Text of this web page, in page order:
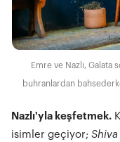
Emre ve Nazlı, Galata
buhranlardan
Nazlı'yla keşfetmek.
isimler geçiyor; Shiva